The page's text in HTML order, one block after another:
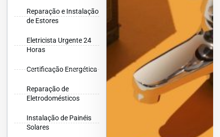
Reparação e Instalação
de Estores
Eletricista Urgente 24
Horas
Certificação Energética
Reparação de
Eletrodomésticos
Instalação de Painéis
Solares